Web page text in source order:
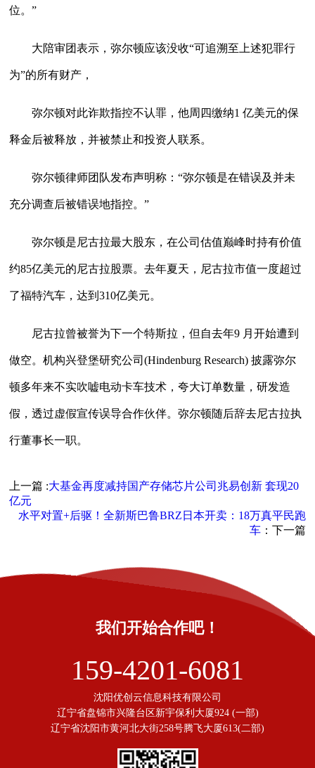
位。”
大陪审团表示，弥尔顿应该没收“可追溯至上述犯罪行
为”的所有财产，
弥尔顿对此诈欺指控不认罪，他周四缴纳1 亿美元的保
释金后被释放，并被禁止和投资人联系。
弥尔顿律师团队发布声明称：“弥尔顿是在错误及并未
充分调查后被错误地指控。”
弥尔顿是尼古拉最大股东，在公司估值巅峰时持有价值
约85亿美元的尼古拉股票。去年夏天，尼古拉市值一度超过
了福特汽车，达到310亿美元。
尼古拉曾被誉为下一个特斯拉，但自去年9 月开始遭到
做空。机构兴登堡研究公司(Hindenburg Research) 披露弥尔
顿多年来不实吹嘘电动卡车技术，夸大订单数量，研发造
假，透过虚假宣传误导合作伙伴。弥尔顿随后辞去尼古拉执
行董事长一职。
上一篇 :大基金再度减持国产存储芯片公司兆易创新 套现20
亿元
水平对置+后驱！全新斯巴鲁BRZ日本开卖：18万真平民跑
车：下一篇
我们开始合作吧！
159-4201-6081
沈阳优创云信息科技有限公司
辽宁省盘锦市兴隆台区新宇保利大厦924 (一部)
辽宁省沈阳市黄河北大街258号腾飞大厦613(二部)